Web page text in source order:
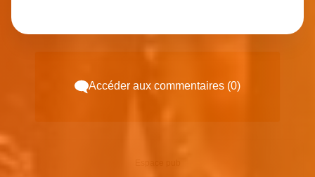
Accéder aux commentaires (0)